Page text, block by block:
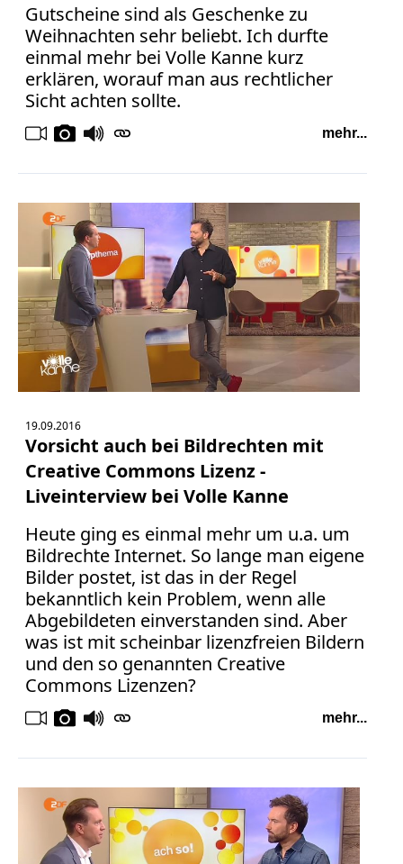
Gutscheine sind als Geschenke zu
Weihnachten sehr beliebt. Ich durfte
einmal mehr bei Volle Kanne kurz
erklären, worauf man aus rechtlicher
Sicht achten sollte.
mehr...
19.09.2016
Vorsicht auch bei Bildrechten mit
Creative Commons Lizenz -
Liveinterview bei Volle Kanne
Heute ging es einmal mehr um u.a. um
Bildrechte Internet. So lange man eigene
Bilder postet, ist das in der Regel
bekanntlich kein Problem, wenn alle
Abgebildeten einverstanden sind. Aber
was ist mit scheinbar lizenzfreien Bildern
und den so genannten Creative
Commons Lizenzen?
mehr...